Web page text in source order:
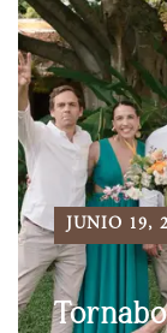
JUNIO 19,